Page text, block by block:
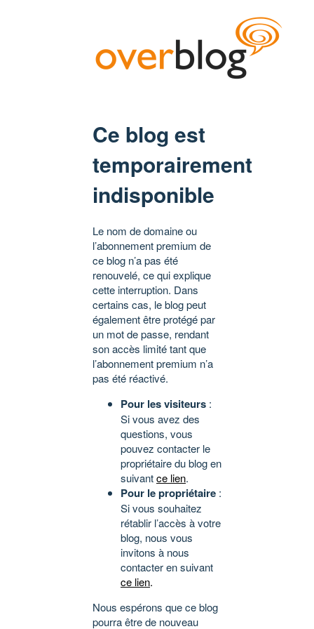
Ce blog est
temporairement
indisponible
Le nom de domaine ou
l’abonnement premium de
ce blog n’a pas été
renouvelé, ce qui explique
cette interruption. Dans
certains cas, le blog peut
également être protégé par
un mot de passe, rendant
son accès limité tant que
l’abonnement premium n’a
pas été réactivé.
Pour les visiteurs :
Si vous avez des
questions, vous
pouvez contacter le
propriétaire du blog en
suivantce lien.
Pour le propriétaire :
Si vous souhaitez
rétablir l’accès à votre
blog, nous vous
invitons à nous
contacter en suivant
ce lien.
Nous espérons que ce blog
pourra être de nouveau